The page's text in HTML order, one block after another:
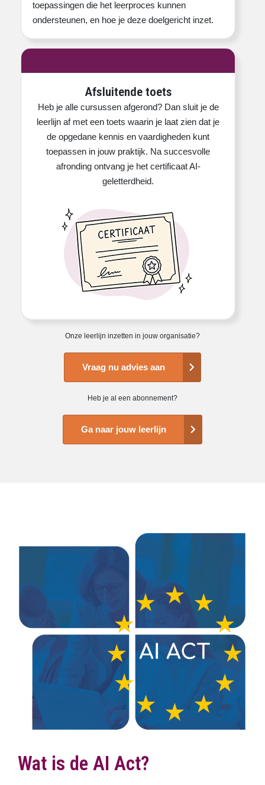
toepassingen die het leerproces kunnen
ondersteunen, en hoe je deze doelgericht inzet.
Afsluitende toets
Heb je alle cursussen afgerond? Dan sluit je de
leerlijn af met een toets waarin je laat zien dat je
de opgedane kennis en vaardigheden kunt
toepassen in jouw praktijk. Na succesvolle
afronding ontvang je het certificaat AI-
geletterdheid.
Onze leerlijn inzetten in jouw organisatie?
Vraag nu advies aan
Heb je al een abonnement?
Ga naar jouw leerlijn
Wat is de AI Act?